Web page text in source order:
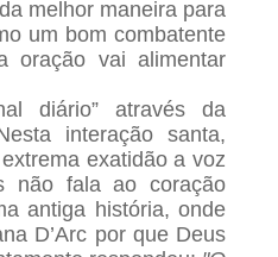
melhor maneira para
um bom combatente
vai alimentar
diário” através da
interação santa,
exatidão a voz
não fala ao coração
antiga história, onde
D’Arc por que Deus